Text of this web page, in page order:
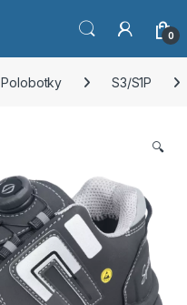
0
Polobotky S3/S1P
🔍